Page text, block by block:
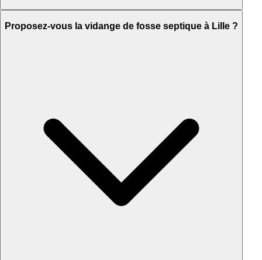
Proposez-vous la vidange de fosse septique à Lille ?